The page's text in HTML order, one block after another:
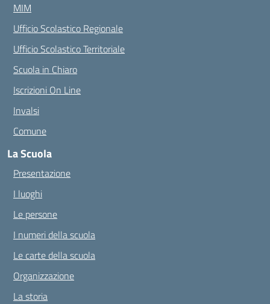
MIM
Ufficio Scolastico Regionale
Ufficio Scolastico Territoriale
Scuola in Chiaro
Iscrizioni On Line
Invalsi
Comune
La Scuola
Presentazione
I luoghi
Le persone
I numeri della scuola
Le carte della scuola
Organizzazione
La storia